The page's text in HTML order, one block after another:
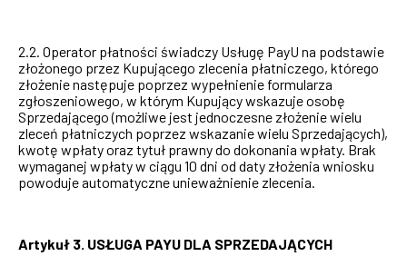
2.2. Operator płatności świadczy Usługę PayU na podstawie
złożonego przez Kupującego zlecenia płatniczego, którego
złożenie następuje poprzez wypełnienie formularza
zgłoszeniowego, w którym Kupujący wskazuje osobę
Sprzedającego (możliwe jest jednoczesne złożenie wielu
zleceń płatniczych poprzez wskazanie wielu Sprzedających),
kwotę wpłaty oraz tytuł prawny do dokonania wpłaty. Brak
wymaganej wpłaty w ciągu 10 dni od daty złożenia wniosku
powoduje automatyczne unieważnienie zlecenia.
Artykuł 3. USŁUGA PAYU DLA SPRZEDAJĄCYCH